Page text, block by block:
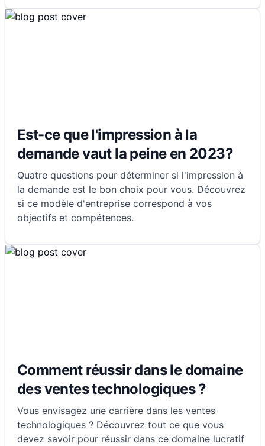
Est-ce que l'impression à la
demande vaut la peine en 2023?
Quatre questions pour déterminer si l'impression à
la demande est le bon choix pour vous. Découvrez
si ce modèle d'entreprise correspond à vos
objectifs et compétences.
Comment réussir dans le domaine
des ventes technologiques ?
Vous envisagez une carrière dans les ventes
technologiques ? Découvrez tout ce que vous
devez savoir pour réussir dans ce domaine lucratif